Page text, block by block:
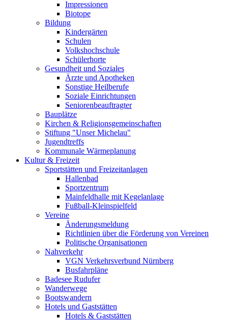
Impressionen
Biotope
Bildung
Kindergärten
Schulen
Volkshochschule
Schülerhorte
Gesundheit und Soziales
Ärzte und Apotheken
Sonstige Heilberufe
Soziale Einrichtungen
Seniorenbeauftragter
Bauplätze
Kirchen & Religionsgemeinschaften
Stiftung "Unser Michelau"
Jugendtreffs
Kommunale Wärmeplanung
Kultur & Freizeit
Sportstätten und Freizeitanlagen
Hallenbad
Sportzentrum
Mainfeldhalle mit Kegelanlage
Fußball-Kleinspielfeld
Vereine
Änderungsmeldung
Richtlinien über die Förderung von Vereinen
Politische Organisationen
Nahverkehr
VGN Verkehrsverbund Nürnberg
Busfahrpläne
Badesee Rudufer
Wanderwege
Bootswandern
Hotels und Gaststätten
Hotels & Gaststätten